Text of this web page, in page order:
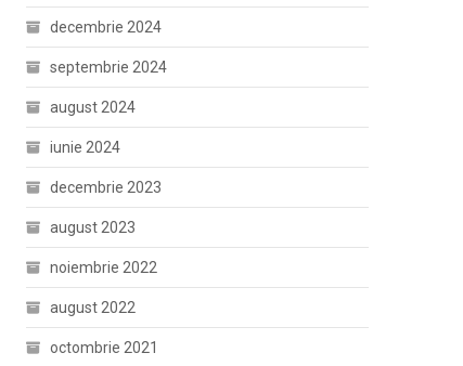
decembrie 2024
septembrie 2024
august 2024
iunie 2024
decembrie 2023
august 2023
noiembrie 2022
august 2022
octombrie 2021